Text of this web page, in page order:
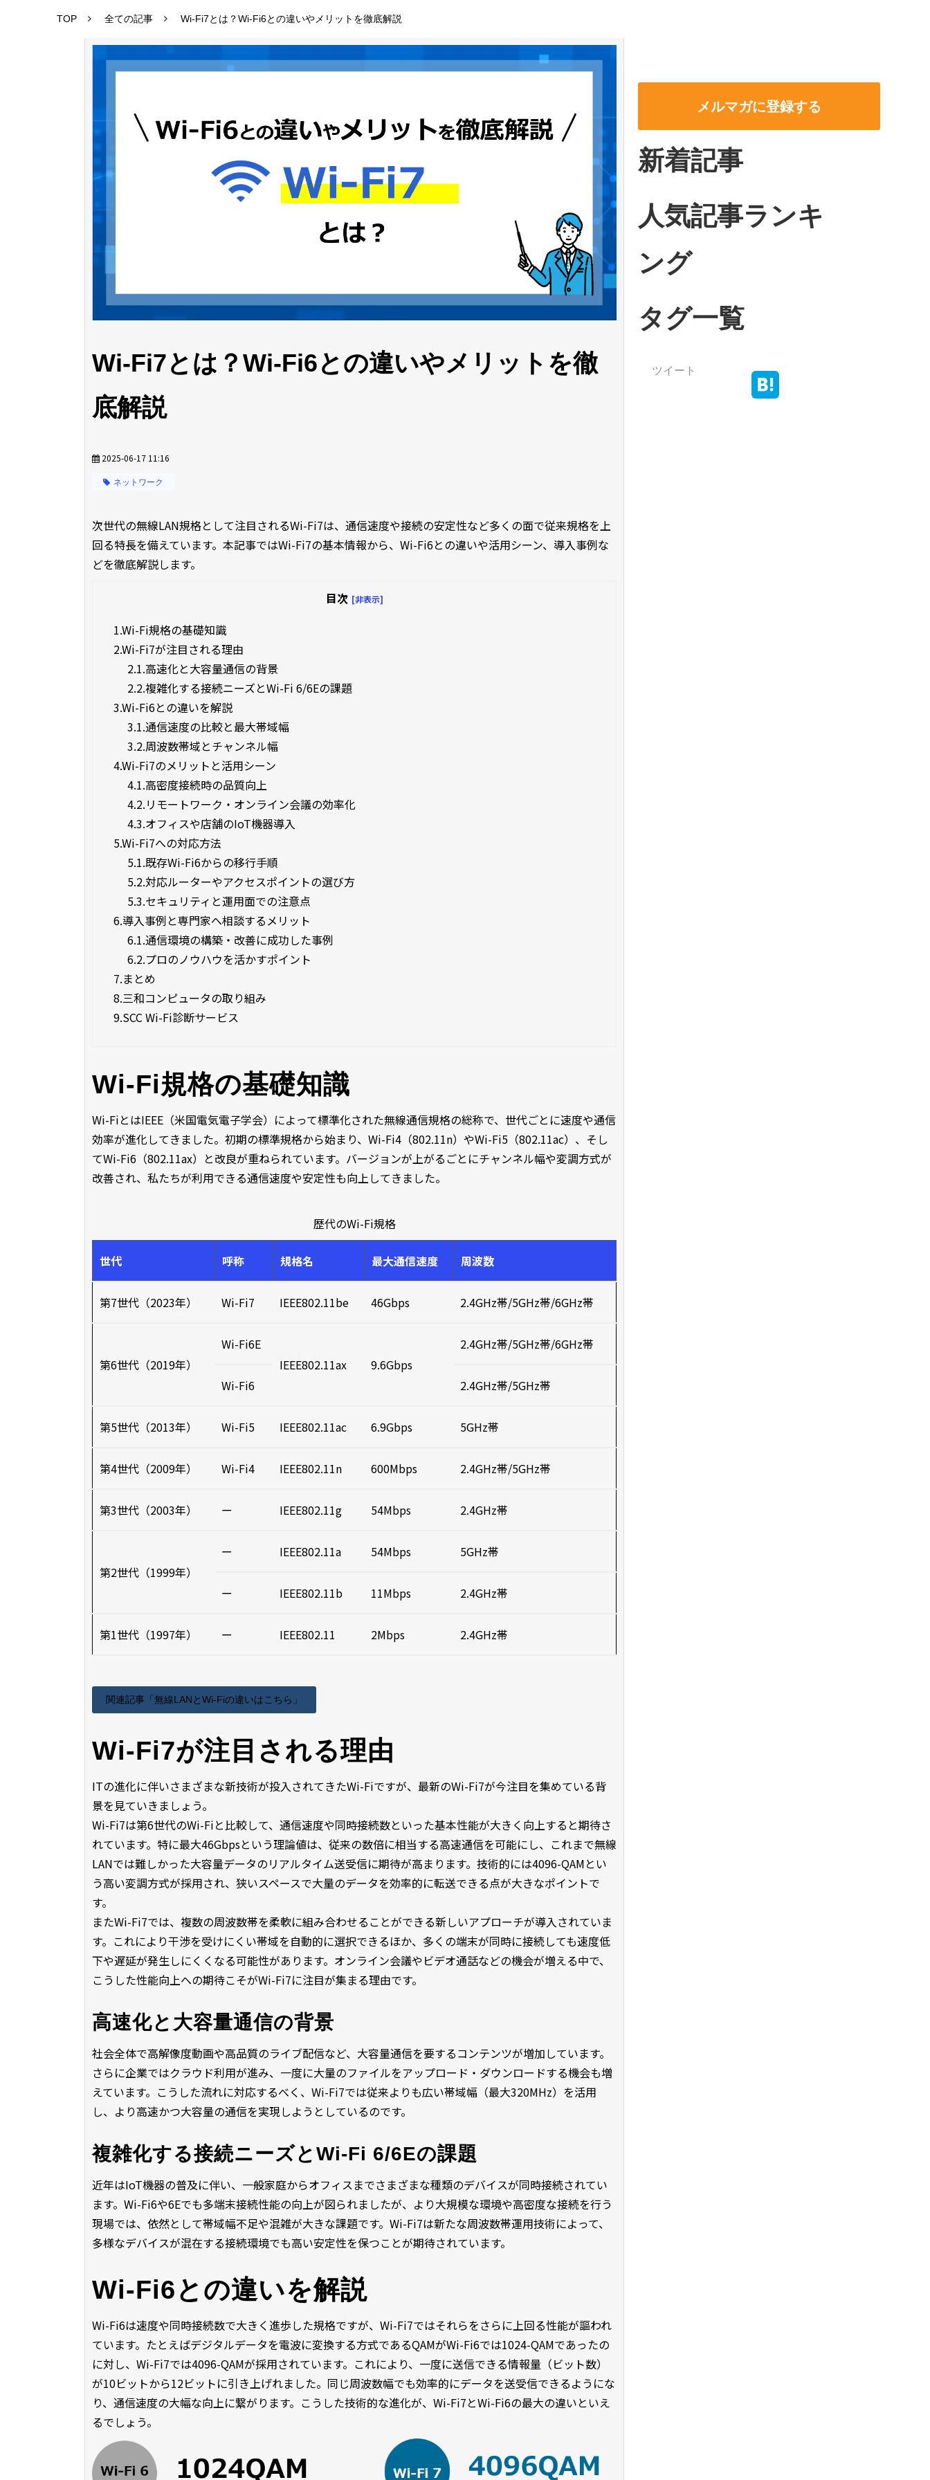
TOP 全ての記事 Wi-Fi7とは？Wi-Fi6との違いやメリットを徹底解説
Wi-Fi7とは？Wi-Fi6との違いやメリットを徹
底解説
2025-06-17 11:16
ネットワーク
次世代の無線LAN規格として注目されるWi-Fi7は、通信速度や接続の安定性など多くの面で従来規格を上
回る特長を備えています。本記事ではWi-Fi7の基本情報から、Wi-Fi6との違いや活用シーン、導入事例な
どを徹底解説します。
目次 [非表示]
1.Wi-Fi規格の基礎知識
2.Wi-Fi7が注目される理由
2.1.高速化と大容量通信の背景
2.2.複雑化する接続ニーズとWi-Fi 6/6Eの課題
3.Wi-Fi6との違いを解説
3.1.通信速度の比較と最大帯域幅
3.2.周波数帯域とチャンネル幅
4.Wi-Fi7のメリットと活用シーン
4.1.高密度接続時の品質向上
4.2.リモートワーク・オンライン会議の効率化
4.3.オフィスや店舗のIoT機器導入
5.Wi-Fi7への対応方法
5.1.既存Wi-Fi6からの移行手順
5.2.対応ルーターやアクセスポイントの選び方
5.3.セキュリティと運用面での注意点
6.導入事例と専門家へ相談するメリット
6.1.通信環境の構築・改善に成功した事例
6.2.プロのノウハウを活かすポイント
7.まとめ
8.三和コンピュータの取り組み
9.SCC Wi-Fi診断サービス
Wi-Fi規格の基礎知識
Wi-FiとはIEEE（米国電気電子学会）によって標準化された無線通信規格の総称で、世代ごとに速度や通信
効率が進化してきました。初期の標準規格から始まり、Wi-Fi4（802.11n）やWi-Fi5（802.11ac）、そし
てWi-Fi6（802.11ax）と改良が重ねられています。バージョンが上がるごとにチャンネル幅や変調方式が
改善され、私たちが利用できる通信速度や安定性も向上してきました。
歴代のWi-Fi規格
世代 呼称 規格名 最大通信速度 周波数
第7世代（2023年） Wi-Fi7 IEEE802.11be 46Gbps 2.4GHz帯/5GHz帯/6GHz帯
第6世代（2019年）
Wi-Fi6E
IEEE802.11ax
9.6Gbps
2.4GHz帯/5GHz帯/6GHz帯
Wi-Fi6 2.4GHz帯/5GHz帯
第5世代（2013年） Wi-Fi5 IEEE802.11ac 6.9Gbps 5GHz帯
第4世代（2009年） Wi-Fi4 IEEE802.11n 600Mbps 2.4GHz帯/5GHz帯
第3世代（2003年） ー IEEE802.11g 54Mbps 2.4GHz帯
第2世代（1999年）
ー IEEE802.11a 54Mbps 5GHz帯
ー IEEE802.11b 11Mbps 2.4GHz帯
第1世代（1997年） ー IEEE802.11 2Mbps 2.4GHz帯
関連記事「無線LANとWi-Fiの違いはこちら」
Wi-Fi7が注目される理由
ITの進化に伴いさまざまな新技術が投入されてきたWi-Fiですが、最新のWi-Fi7が今注目を集めている背
景を見ていきましょう。
Wi-Fi7は第6世代のWi-Fiと比較して、通信速度や同時接続数といった基本性能が大きく向上すると期待さ
れています。特に最大46Gbpsという理論値は、従来の数倍に相当する高速通信を可能にし、これまで無線
LANでは難しかった大容量データのリアルタイム送受信に期待が高まります。技術的には4096-QAMとい
う高い変調方式が採用され、狭いスペースで大量のデータを効率的に転送できる点が大きなポイントで
す。
またWi-Fi7では、複数の周波数帯を柔軟に組み合わせることができる新しいアプローチが導入されていま
す。これにより干渉を受けにくい帯域を自動的に選択できるほか、多くの端末が同時に接続しても速度低
下や遅延が発生しにくくなる可能性があります。オンライン会議やビデオ通話などの機会が増える中で、
こうした性能向上への期待こそがWi-Fi7に注目が集まる理由です。
高速化と大容量通信の背景
社会全体で高解像度動画や高品質のライブ配信など、大容量通信を要するコンテンツが増加しています。
さらに企業ではクラウド利用が進み、一度に大量のファイルをアップロード・ダウンロードする機会も増
えています。こうした流れに対応するべく、Wi-Fi7では従来よりも広い帯域幅（最大320MHz）を活用
し、より高速かつ大容量の通信を実現しようとしているのです。
複雑化する接続ニーズとWi-Fi 6/6Eの課題
近年はIoT機器の普及に伴い、一般家庭からオフィスまでさまざまな種類のデバイスが同時接続されてい
ます。Wi-Fi6や6Eでも多端末接続性能の向上が図られましたが、より大規模な環境や高密度な接続を行う
現場では、依然として帯域幅不足や混雑が大きな課題です。Wi-Fi7は新たな周波数帯運用技術によって、
多様なデバイスが混在する接続環境でも高い安定性を保つことが期待されています。
Wi-Fi6との違いを解説
Wi-Fi6は速度や同時接続数で大きく進歩した規格ですが、Wi-Fi7ではそれらをさらに上回る性能が謳われ
ています。たとえばデジタルデータを電波に変換する方式であるQAMがWi-Fi6では1024-QAMであったの
に対し、Wi-Fi7では4096-QAMが採用されています。これにより、一度に送信できる情報量（ビット数）
が10ビットから12ビットに引き上げれました。同じ周波数幅でも効率的にデータを送受信できるようにな
り、通信速度の大幅な向上に繋がります。こうした技術的な進化が、Wi-Fi7とWi-Fi6の最大の違いといえ
るでしょう。
メルマガに登録する
新着記事
人気記事ランキ
ング
タグ一覧
ツイート